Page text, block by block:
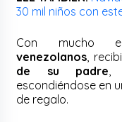
30 mil niños con
Con mucho
venezolanos ,
de su padre ,
escondiéndose en
de regalo.